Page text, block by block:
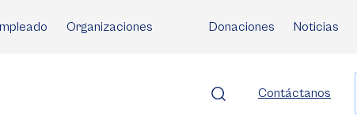
Organizaciones Donaciones Noticias
Contáctanos